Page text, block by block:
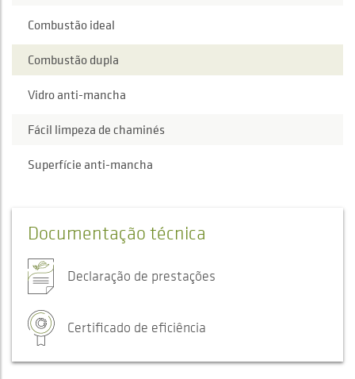
Combustão ideal
Combustão dupla
Vidro anti-mancha
Fácil limpeza de chaminés
Superfície anti-mancha
Documentação técnica
Declaração de prestações
Certificado de eficiência